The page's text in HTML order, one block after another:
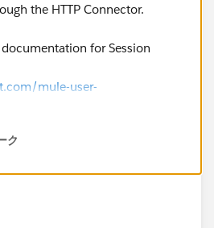
the HTTP Connector.
for Session
mule-user-
transformer-reference
ク